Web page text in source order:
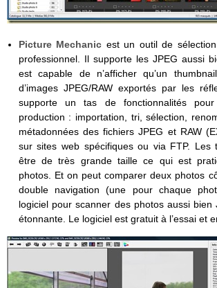
Picture Mechanic est un outil de
professionnel. Il supporte les JPEG aussi
est capable de n’afficher qu’un
d’images JPEG/RAW exportés par les
supporte un tas de fonctionnalités
production : importation, tri, sélection,
métadonnées des fichiers JPEG et RAW
sur sites web spécifiques ou via FTP. Les
être de très grande taille ce qui est
photos. Et on peut comparer deux photos
double navigation (une pour chaque
logiciel pour scanner des photos aussi bien
étonnante. Le logiciel est gratuit à l’essai et